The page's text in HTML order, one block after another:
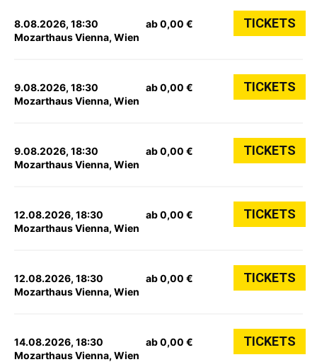
8.08.2026, 18:30
Mozarthaus Vienna, Wien
ab 0,00 € TICKETS
9.08.2026, 18:30
Mozarthaus Vienna, Wien
ab 0,00 € TICKETS
9.08.2026, 18:30
Mozarthaus Vienna, Wien
ab 0,00 € TICKETS
12.08.2026, 18:30
Mozarthaus Vienna, Wien
ab 0,00 € TICKETS
12.08.2026, 18:30
Mozarthaus Vienna, Wien
ab 0,00 € TICKETS
14.08.2026, 18:30
Mozarthaus Vienna, Wien
ab 0,00 € TICKETS